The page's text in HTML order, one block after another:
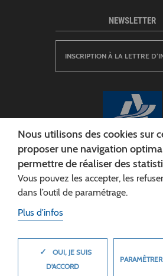
CONSEIL DÉPARTEMENTAL
Siège :
NEWSLETTER
INSCRIPTION À LA LETTRE
Nous utilisons des cookies sur
proposer une navigation
permettre de réaliser des
Vous pouvez les accepter, les
dans l’outil de paramétrage.
Plus d'infos
✓
OUI, JE SUIS
D'ACCORD
PARAMÈTRER
MASQUER